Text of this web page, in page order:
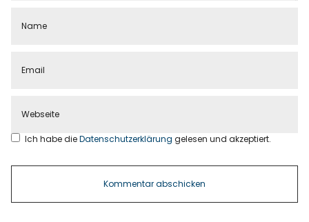
Ich habe dieDatenschutzerklärunggelesen und akzeptiert.